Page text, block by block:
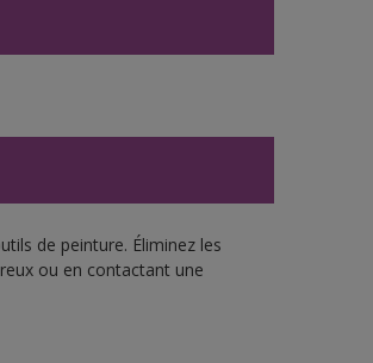
de peinture. Éliminez les
ou en contactant une